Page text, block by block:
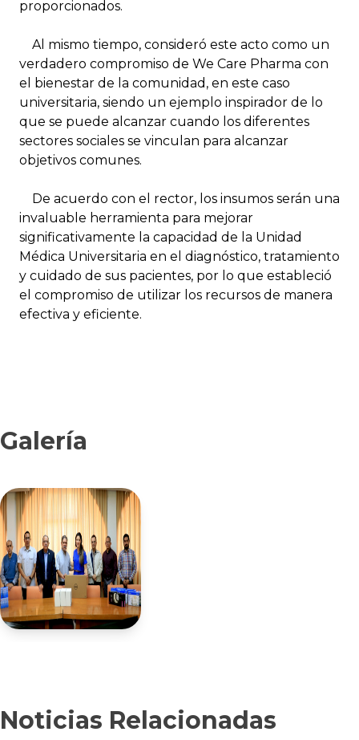
proporcionados.
Al mismo tiempo, consideró este acto como un
verdadero compromiso de We Care Pharma con
el bienestar de la comunidad, en este caso
universitaria, siendo un ejemplo inspirador de lo
que se puede alcanzar cuando los diferentes
sectores sociales se vinculan para alcanzar
objetivos comunes.
De acuerdo con el rector, los insumos serán una
invaluable herramienta para mejorar
significativamente la capacidad de la Unidad
Médica Universitaria en el diagnóstico, tratamiento
y cuidado de sus pacientes, por lo que estableció
el compromiso de utilizar los recursos de manera
efectiva y eficiente.
Galería
Noticias Relacionadas